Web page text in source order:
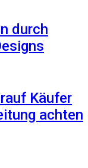
durch
Käufer
achten